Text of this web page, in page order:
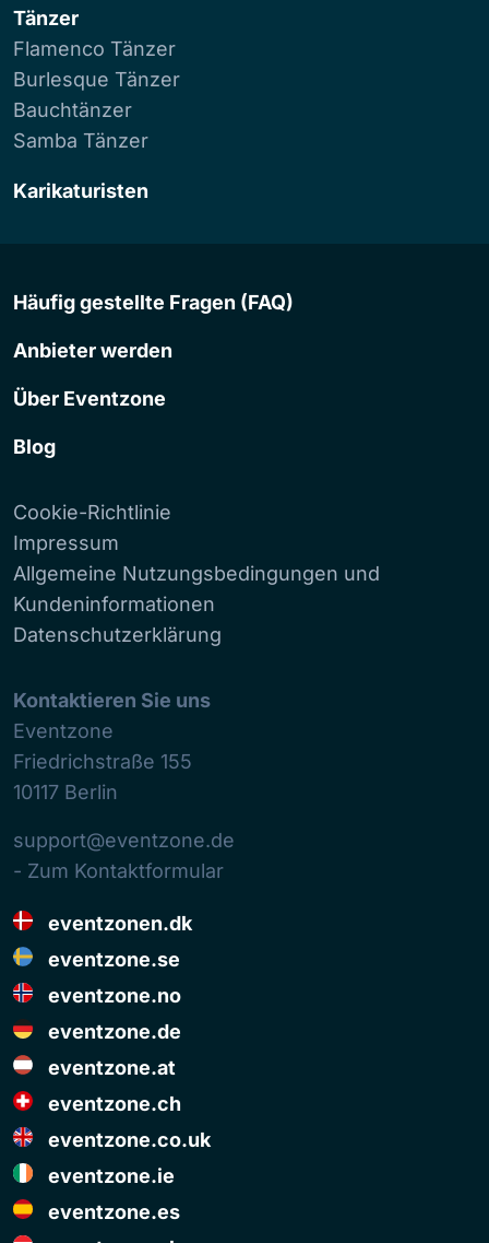
Tänzer
Flamenco Tänzer
Burlesque Tänzer
Bauchtänzer
Samba Tänzer
Karikaturisten
Häufig gestellte Fragen (FAQ)
Anbieter werden
Über Eventzone
Blog
Cookie-Richtlinie
Impressum
Allgemeine Nutzungsbedingungen und
Kundeninformationen
Datenschutzerklärung
Kontaktieren Sie uns
Eventzone
Friedrichstraße 155
10117 Berlin
support@eventzone.de
- Zum Kontaktformular
eventzonen.dk
eventzone.se
eventzone.no
eventzone.de
eventzone.at
eventzone.ch
eventzone.co.uk
eventzone.ie
eventzone.es